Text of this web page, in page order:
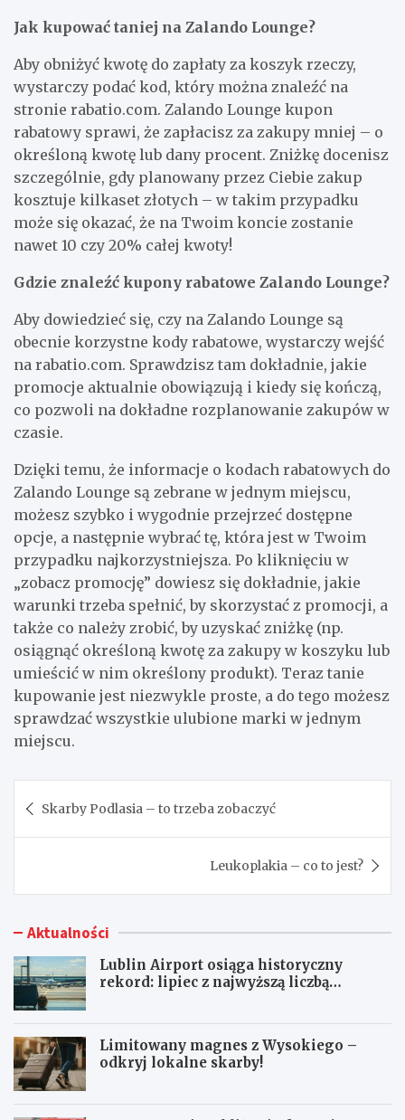
Jak kupować taniej na Zalando Lounge?
Aby obniżyć kwotę do zapłaty za koszyk rzeczy,
wystarczy podać kod, który można znaleźć na
stronie rabatio.com. Zalando Lounge kupon
rabatowy sprawi, że zapłacisz za zakupy mniej – o
określoną kwotę lub dany procent. Zniżkę docenisz
szczególnie, gdy planowany przez Ciebie zakup
kosztuje kilkaset złotych – w takim przypadku
może się okazać, że na Twoim koncie zostanie
nawet 10 czy 20% całej kwoty!
Gdzie znaleźć kupony rabatowe Zalando Lounge?
Aby dowiedzieć się, czy na Zalando Lounge są
obecnie korzystne kody rabatowe, wystarczy wejść
na rabatio.com. Sprawdzisz tam dokładnie, jakie
promocje aktualnie obowiązują i kiedy się kończą,
co pozwoli na dokładne rozplanowanie zakupów w
czasie.
Dzięki temu, że informacje o kodach rabatowych do
Zalando Lounge są zebrane w jednym miejscu,
możesz szybko i wygodnie przejrzeć dostępne
opcje, a następnie wybrać tę, która jest w Twoim
przypadku najkorzystniejsza. Po kliknięciu w
„zobacz promocję” dowiesz się dokładnie, jakie
warunki trzeba spełnić, by skorzystać z promocji, a
także co należy zrobić, by uzyskać zniżkę (np.
osiągnąć określoną kwotę za zakupy w koszyku lub
umieścić w nim określony produkt). Teraz tanie
kupowanie jest niezwykle proste, a do tego możesz
sprawdzać wszystkie ulubione marki w jednym
miejscu.
wpisu
Skarby Podlasia – to trzeba zobaczyć
Leukoplakia – co to jest?
Aktualności
Lublin Airport osiąga historyczny
rekord: lipiec z najwyższą liczbą
Limitowany magnes z Wysokiego –
odkryj lokalne skarby!